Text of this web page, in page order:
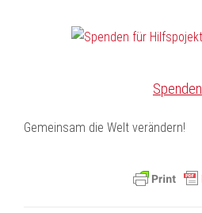
Spenden
Gemeinsam die Welt verändern!